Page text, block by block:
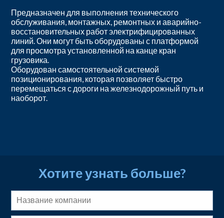
Предназначен для выполнения технического
обслуживания, монтажных, ремонтных и аварийно-
восстановительных работ электрифицированных
линий. Они могут быть оборудованы с платформой
для просмотра установленной на канце кран
грузовика.
Оборудован самостоятельной системой
позиционирования, которая позволяет быстро
перемещаться с дороги на железнодорожный путь и
наоборот.
Хотите узнать больше?